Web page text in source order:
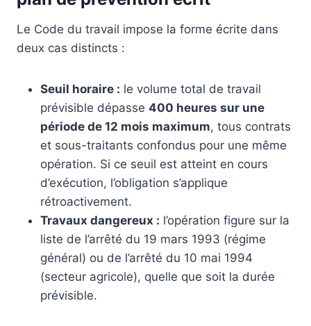
Le Code du travail impose la forme écrite dans
deux cas distincts :
Seuil horaire : le volume total de travail
prévisible dépasse 400 heures sur une
période de 12 mois maximum, tous contrats
et sous-traitants confondus pour une même
opération. Si ce seuil est atteint en cours
d’exécution, l’obligation s’applique
rétroactivement.
Travaux dangereux : l’opération figure sur la
liste de l’arrêté du 19 mars 1993 (régime
général) ou de l’arrêté du 10 mai 1994
(secteur agricole), quelle que soit la durée
prévisible.